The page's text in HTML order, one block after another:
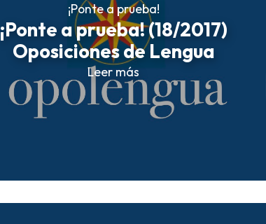
¡Ponte a prueba!
¡Ponte a prueba! (18/2017)
Oposiciones de Lengua
Leer más